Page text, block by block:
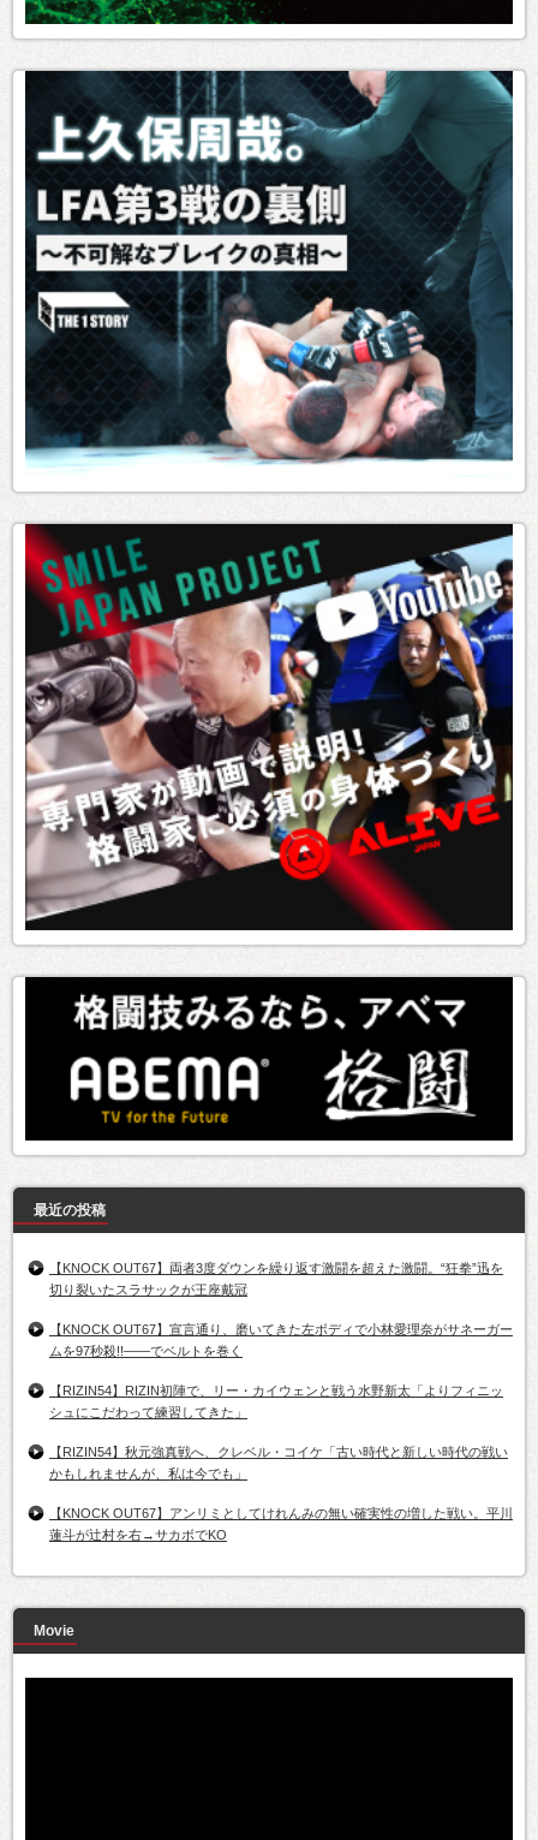
最近の投稿
【KNOCK OUT67】両者3度ダウンを繰り返す激闘を超えた激闘。“狂拳”迅を
切り裂いたスラサックが王座戴冠
【KNOCK OUT67】宣言通り、磨いてきた左ボディで小林愛理奈がサネーガー
ムを97秒殺!!――でベルトを巻く
【RIZIN54】RIZIN初陣で、リー・カイウェンと戦う水野新太「よりフィニッ
シュにこだわって練習してきた」
【RIZIN54】秋元強真戦へ、クレベル・コイケ「古い時代と新しい時代の戦い
かもしれませんが、私は今でも」
【KNOCK OUT67】アンリミとしてけれんみの無い確実性の増した戦い。平川
蓮斗が辻村を右→サカボでKO
Movie